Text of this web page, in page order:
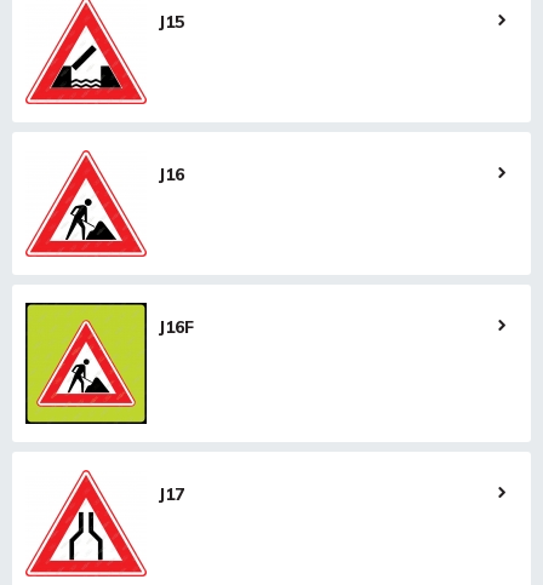
J15
J16
J16F
J17